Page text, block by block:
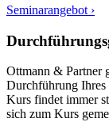
Seminarangebot ›
Ottmann & Partner
Durchführung Ihres
Kurs findet immer
sich zum Kurs